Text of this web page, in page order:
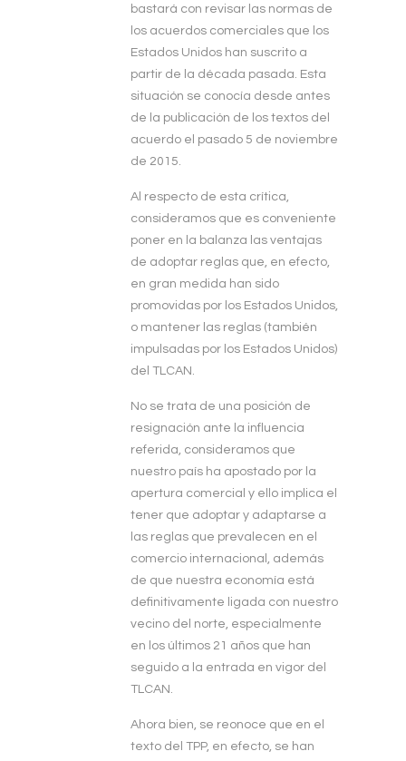
bastará con revisar las normas de
los acuerdos comerciales que los
Estados Unidos han suscrito a
partir de la década pasada. Esta
situación se conocía desde antes
de la publicación de los textos del
acuerdo el pasado 5 de noviembre
de 2015.
Al respecto de esta crítica,
consideramos que es conveniente
poner en la balanza las ventajas
de adoptar reglas que, en efecto,
en gran medida han sido
promovidas por los Estados Unidos,
o mantener las reglas (también
impulsadas por los Estados Unidos)
del TLCAN.
No se trata de una posición de
resignación ante la influencia
referida, consideramos que
nuestro país ha apostado por la
apertura comercial y ello implica el
tener que adoptar y adaptarse a
las reglas que prevalecen en el
comercio internacional, además
de que nuestra economía está
definitivamente ligada con nuestro
vecino del norte, especialmente
en los últimos 21 años que han
seguido a la entrada en vigor del
TLCAN.
Ahora bien, se reonoce que en el
texto del TPP, en efecto, se han